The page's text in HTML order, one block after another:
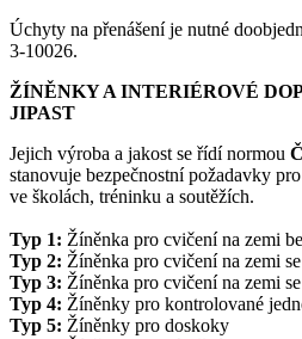
Úchyty na přenášení je nutné
3-10026.
ŽÍNĚNKY A INTERIÉROVÉ
JIPAST
Jejich výroba a jakost se řídí normou
stanovuje bezpečnostní požadavky
ve školách, tréninku a soutěžích.
Typ 1: Žíněnka pro cvičení na zemi
Typ 2: Žíněnka pro cvičení na zemi
Typ 3: Žíněnka pro cvičení na zemi
Typ 4: Žíněnky pro kontrolované
Typ 5: Žíněnky pro doskoky